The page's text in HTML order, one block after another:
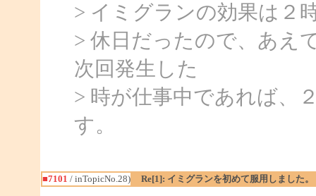
> イミグランの効果は２
> 休日だったので、あえ
次回発生した
> 時が仕事中であれば、
す。
■7101 / inTopicNo.28) Re[1]: イミグランを初めて服用しました。